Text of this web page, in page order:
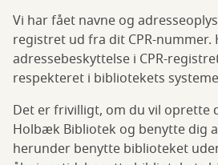
Vi har fået navne og
registret ud fra dit CPR-nummer.
adressebeskyttelse i CPR-
respekteret i bibliotekets
Det er frivilligt, om du vil oprette
Holbæk Bibliotek og benytte dig
herunder benytte biblioteket